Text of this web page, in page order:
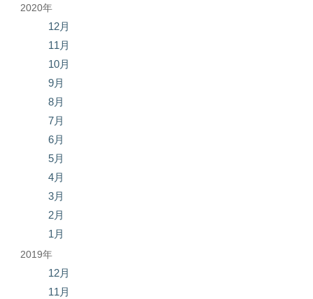
2020年
12月
11月
10月
9月
8月
7月
6月
5月
4月
3月
2月
1月
2019年
12月
11月